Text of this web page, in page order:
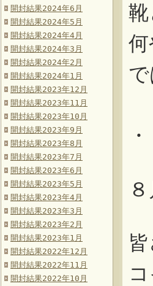
開封結果2024年6月
開封結果2024年5月
開封結果2024年4月
開封結果2024年3月
開封結果2024年2月
開封結果2024年1月
開封結果2023年12月
開封結果2023年11月
開封結果2023年10月
開封結果2023年9月
開封結果2023年8月
開封結果2023年7月
開封結果2023年6月
開封結果2023年5月
開封結果2023年4月
開封結果2023年3月
開封結果2023年2月
開封結果2023年1月
開封結果2022年12月
開封結果2022年11月
開封結果2022年10月